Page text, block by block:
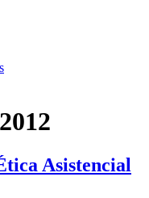
Asistencial